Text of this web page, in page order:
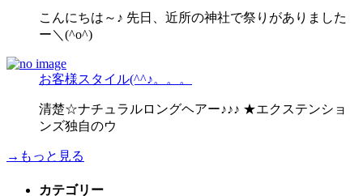
こんにちは～♪ 先日、近所の神社で祭りがありました
ー＼(^o^)
お客様スタイル(^^♪。。。
清楚☆ナチュラルロングヘアー♪♪♪ ★エクステンショ
ンズ独自のウ
→もっと見る
カテゴリー